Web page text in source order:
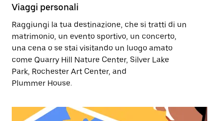
Viaggi personali
Raggiungi la tua destinazione, che si tratti di un
matrimonio, un evento sportivo, un concerto,
una cena o se stai visitando un luogo amato
come Quarry Hill Nature Center, Silver Lake
Park, Rochester Art Center, and
Plummer House.